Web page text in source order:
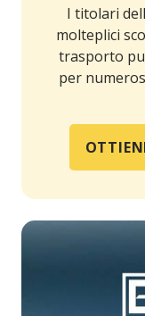
I titolari
molteplici
trasporto
per